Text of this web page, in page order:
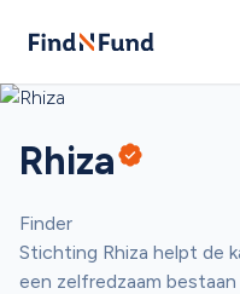
Rhiza
Finder
Stichting Rhiza helpt de
een zelfredzaam